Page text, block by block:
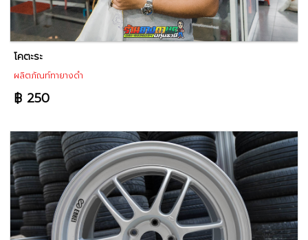
โคตะระ
ผลิตภัณท์ทายางดำ
฿ 250